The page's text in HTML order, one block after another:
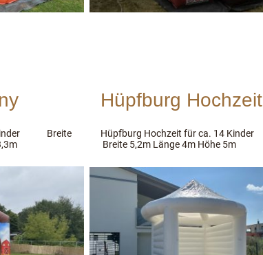
Kinder Breite
Hüpfburg Hochzeit
Hüpfburg Hochzeit für ca. 14 Kinder
Breite 5,2m Länge 4m Höhe 5m